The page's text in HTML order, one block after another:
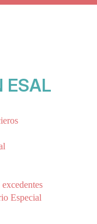
ESAL
Especial